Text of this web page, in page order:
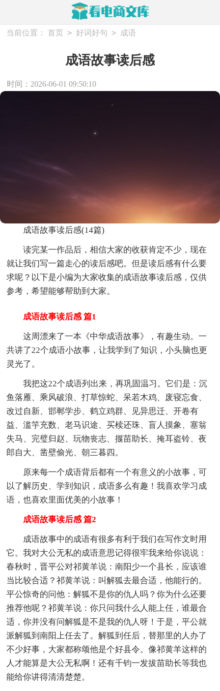
当前位置： 首页 > 好词好句 > 成语
成语故事读后感
时间：2026-06-01 09:50:10
成语故事读后感(14篇)
读完某一作品后，相信大家的收获肯定不少，现在
就让我们写一篇走心的读后感吧。但是读后感有什么要
求呢？以下是小编为大家收集的成语故事读后感，仅供
参考，希望能够帮助到大家。
成语故事读后感 篇1
这周漂来了一本《中华成语故事》，有趣生动。一
共讲了22个成语小故事，让我学到了知识，小头脑也更
灵光了。
我把这22个成语列出来，再巩固温习。它们是：沉
鱼落雁、乘风破浪、打草惊蛇、呆若木鸡、废寝忘食、
改过自新、邯郸学步、鹤立鸡群、见异思迁、开卷有
益、滥竽充数、老马识途、买椟还珠、盲人摸象、塞翁
失马、完璧归赵、玩物丧志、揠苗助长、掩耳盗铃、夜
郎自大、凿壁偷光、朝三暮四。
原来每一个成语背后都有一个有意义的小故事，可
以了解历史、学到知识，成语多么有趣！我喜欢学习成
语，也喜欢里面优美的小故事！
成语故事读后感 篇2
成语故事中的成语有很多有利于我们在写作文时用
它。我对大公无私的成语意思记得很牢我来给你说说：
春秋时，晋平公对祁黄羊说：南阳少一个县长，应该谁
当比较合适？祁黄羊说：叫解狐去最合适，他能行的。
平公惊奇的问他：解狐不是你的仇人吗？你为什么还要
推荐他呢？祁黄羊说：你只问我什么人能上任，谁最合
适，你并没有问解狐是不是我的仇人呀！于是，平公就
派解狐到南阳上任去了。解狐到任后，替那里的人办了
不少好事，大家都称颂他是个好县令。像祁黄羊这样的
人才能算是大公无私啊！还有千钧一发拔苗助长等我也
能给你讲得清清楚楚。